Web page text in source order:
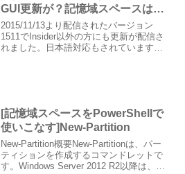
GUI更新が？記憶域スペースはコ
ンシューマーでも実用の域に
2015/11/13より配信されたバージョン
1511でInsider以外の方にも更新が配信さ
れました。日本語対応もされています。
[記憶域スペースをPowerShellで
使いこなす]New-Partition
New-Partition概要New-Partitionは、パー
ティションを作成するコマンドレットで
す。Windows Server 2012 R2以降は、